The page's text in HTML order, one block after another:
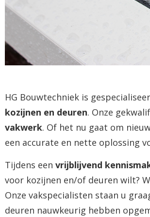
HG Bouwtechniek is
kozijnen en deuren. Onze
vakwerk. Of het nu gaat om
een accurate en nette oplossing
Tijdens een vrijblijvend
voor kozijnen en/of deuren wilt?
Onze vakspecialisten staan u
deuren nauwkeurig hebben